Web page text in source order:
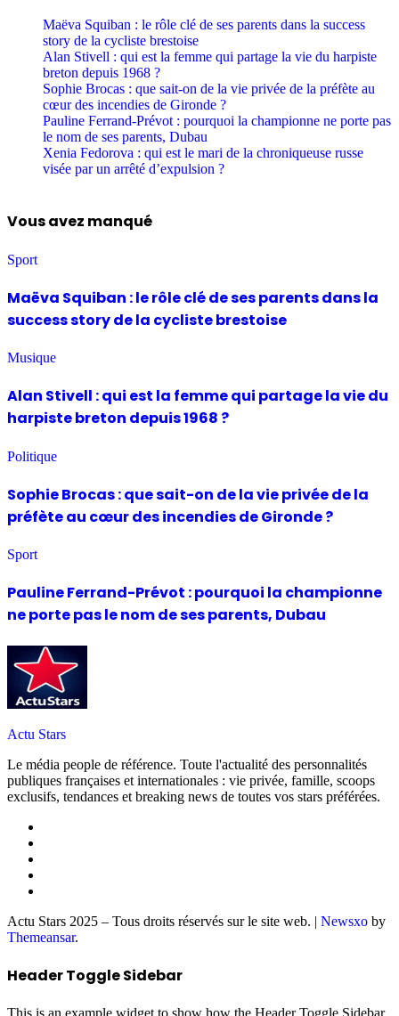
Maëva Squiban : le rôle clé de ses parents dans la success
story de la cycliste brestoise
Alan Stivell : qui est la femme qui partage la vie du harpiste
breton depuis 1968 ?
Sophie Brocas : que sait-on de la vie privée de la préfète au
cœur des incendies de Gironde ?
Pauline Ferrand-Prévot : pourquoi la championne ne porte pas
le nom de ses parents, Dubau
Xenia Fedorova : qui est le mari de la chroniqueuse russe
visée par un arrêté d’expulsion ?
Vous avez manqué
Sport
Maëva Squiban : le rôle clé de ses parents dans la
success story de la cycliste brestoise
Musique
Alan Stivell : qui est la femme qui partage la vie du
harpiste breton depuis 1968 ?
Politique
Sophie Brocas : que sait-on de la vie privée de la
préfète au cœur des incendies de Gironde ?
Sport
Pauline Ferrand-Prévot : pourquoi la championne
ne porte pas le nom de ses parents, Dubau
Actu Stars
Le média people de référence. Toute l'actualité des personnalités
publiques françaises et internationales : vie privée, famille, scoops
exclusifs, tendances et breaking news de toutes vos stars préférées.
Actu Stars 2025 – Tous droits réservés sur le site web. | Newsxo by
Themeansar.
Header Toggle Sidebar